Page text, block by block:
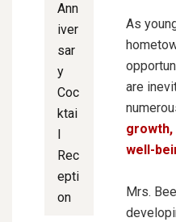
Ann
iver
sar
y
Coc
ktai
Rec
epti
on
As
are
growth,
well-
Mrs.